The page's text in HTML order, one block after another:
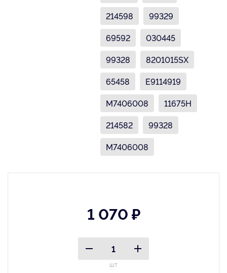
214598
99329
69592
030445
99328
8201015SX
65458
E9114919
M7406008
11675H
214582
99328
M7406008
1 070 ₽
шт